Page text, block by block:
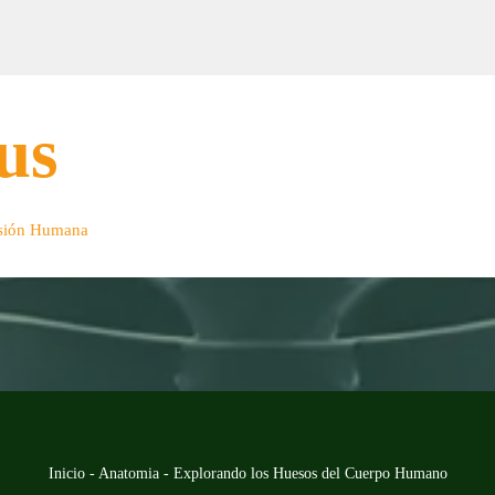
Humana
Inicio- Anatomia- Explorando los Huesos del Cuerpo Humano